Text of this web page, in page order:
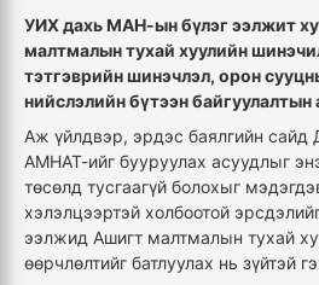
УИХ дахь МАН-ын бүлэг ээлжит
малтмалын тухай хуулийн
тэтгэврийн шинэчлэл, орон
нийслэлийн бүтээн
Аж үйлдвэр, эрдэс баялгийн
АМНАТ-ийг бууруулах асуудлыг
төсөлд тусгаагүй болохыг
хэлэлцээртэй холбоотой
ээлжид Ашигт малтмалын тухай
өөрчлөлтийг батлуулах нь зүйтэй